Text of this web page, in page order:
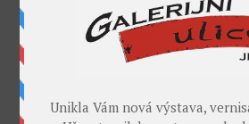
Takoví jsme byli
I. sympozium výtvarníků v
II. sympozium výtvarníků
Galerijní rybník
V. sympozium výtvarníků v